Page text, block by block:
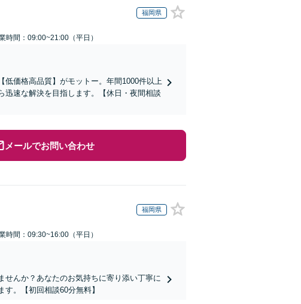
福岡県
時間：09:00~21:00（平日）
低価格高品質】がモットー。年間1000件以上
速な解決を目指します。【休日・夜間相談
メールでお問い合わせ
福岡県
時間：09:30~16:00（平日）
せんか？あなたのお気持ちに寄り添い丁寧に
。【初回相談60分無料】